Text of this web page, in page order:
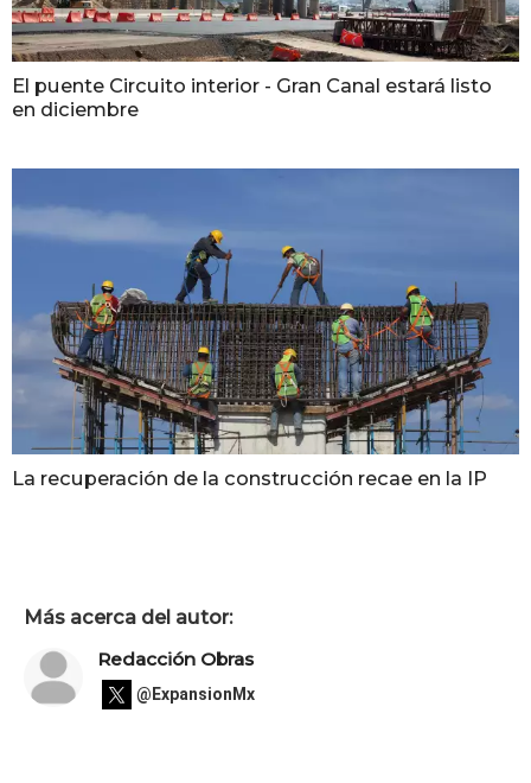
El puente Circuito interior - Gran Canal estará listo
en diciembre
La recuperación de la construcción recae en la IP
Más acerca del autor:
Redacción Obras
@ExpansionMx